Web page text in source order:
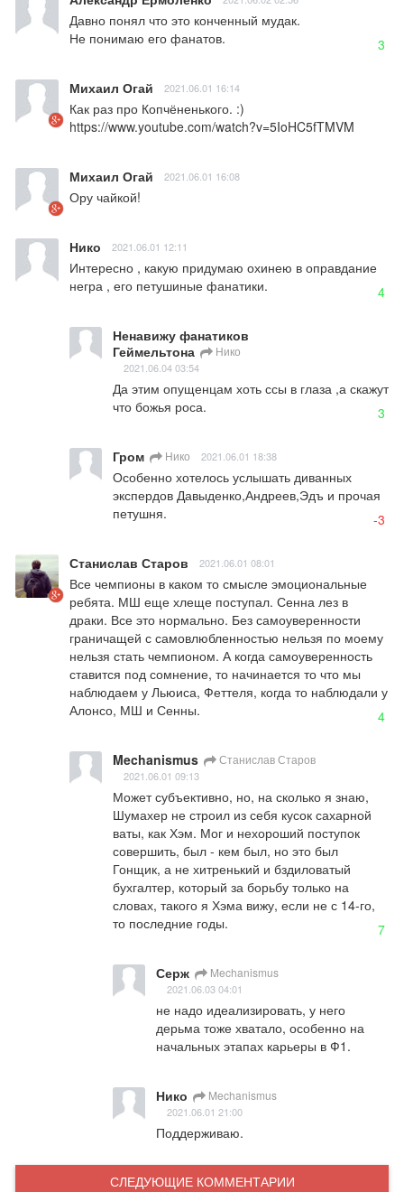
Давно понял что это конченный мудак.
Не понимаю его фанатов.
3
Михаил Огай 2021.06.01 16:14
Как раз про Копчёненького. :)
https://www.youtube.com/watch?v=5IoHC5fTMVM
Михаил Огай 2021.06.01 16:08
Ору чайкой!
Нико 2021.06.01 12:11
Интересно , какую придумаю охинею в оправдание
негра , его петушиные фанатики.
4
Ненавижу фанатиков
Геймельтона
Нико
2021.06.04 03:54
Да этим опущенцам хоть ссы в глаза ,а скажут
что божья роса.
3
Гром Нико 2021.06.01 18:38
Особенно хотелось услышать диванных
экспердов Давыденко,Андреев,Эдъ и прочая
петушня.
-3
Станислав Старов 2021.06.01 08:01
Все чемпионы в каком то смысле эмоциональные
ребята. МШ еще хлеще поступал. Сенна лез в
драки. Все это нормально. Без самоуверенности
граничащей с самовлюбленностью нельзя по моему
нельзя стать чемпионом. А когда самоуверенность
ставится под сомнение, то начинается то что мы
наблюдаем у Льюиса, Феттеля, когда то наблюдали у
Алонсо, МШ и Сенны.
4
Mechanismus Станислав Старов
2021.06.01 09:13
Может субъективно, но, на сколько я знаю,
Шумахер не строил из себя кусок сахарной
ваты, как Хэм. Мог и нехороший поступок
совершить, был - кем был, но это был
Гонщик, а не хитренький и бздиловатый
бухгалтер, который за борьбу только на
словах, такого я Хэма вижу, если не с 14-го,
то последние годы.
7
Серж Mechanismus
2021.06.03 04:01
не надо идеализировать, у него
дерьма тоже хватало, особенно на
начальных этапах карьеры в Ф1.
Нико Mechanismus
2021.06.01 21:00
Поддерживаю.
СЛЕДУЮЩИЕ КОММЕНТАРИИ